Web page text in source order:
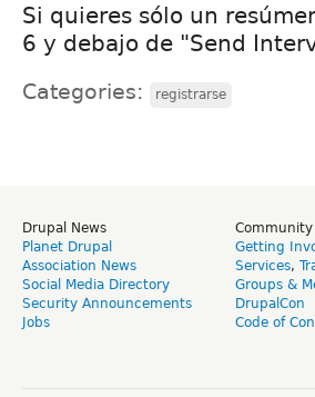
Si quieres sólo un
6 y debajo de "Send
Categories: registrarse
Drupal News
Planet Drupal
Association News
Social Media Directory
Security Announcements
Jobs
Community
Getting
Services,
Groups &
DrupalCon
Code of